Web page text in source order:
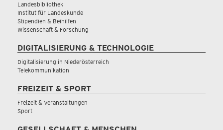
Landesbibliothek
Institut für Landeskunde
Stipendien & Beihilfen
Wissenschaft & Forschung
DIGITALISIERUNG & TECHNOLOGIE
Digitalisierung in Niederösterreich
Telekommunikation
FREIZEIT & SPORT
Freizeit & Veranstaltungen
Sport